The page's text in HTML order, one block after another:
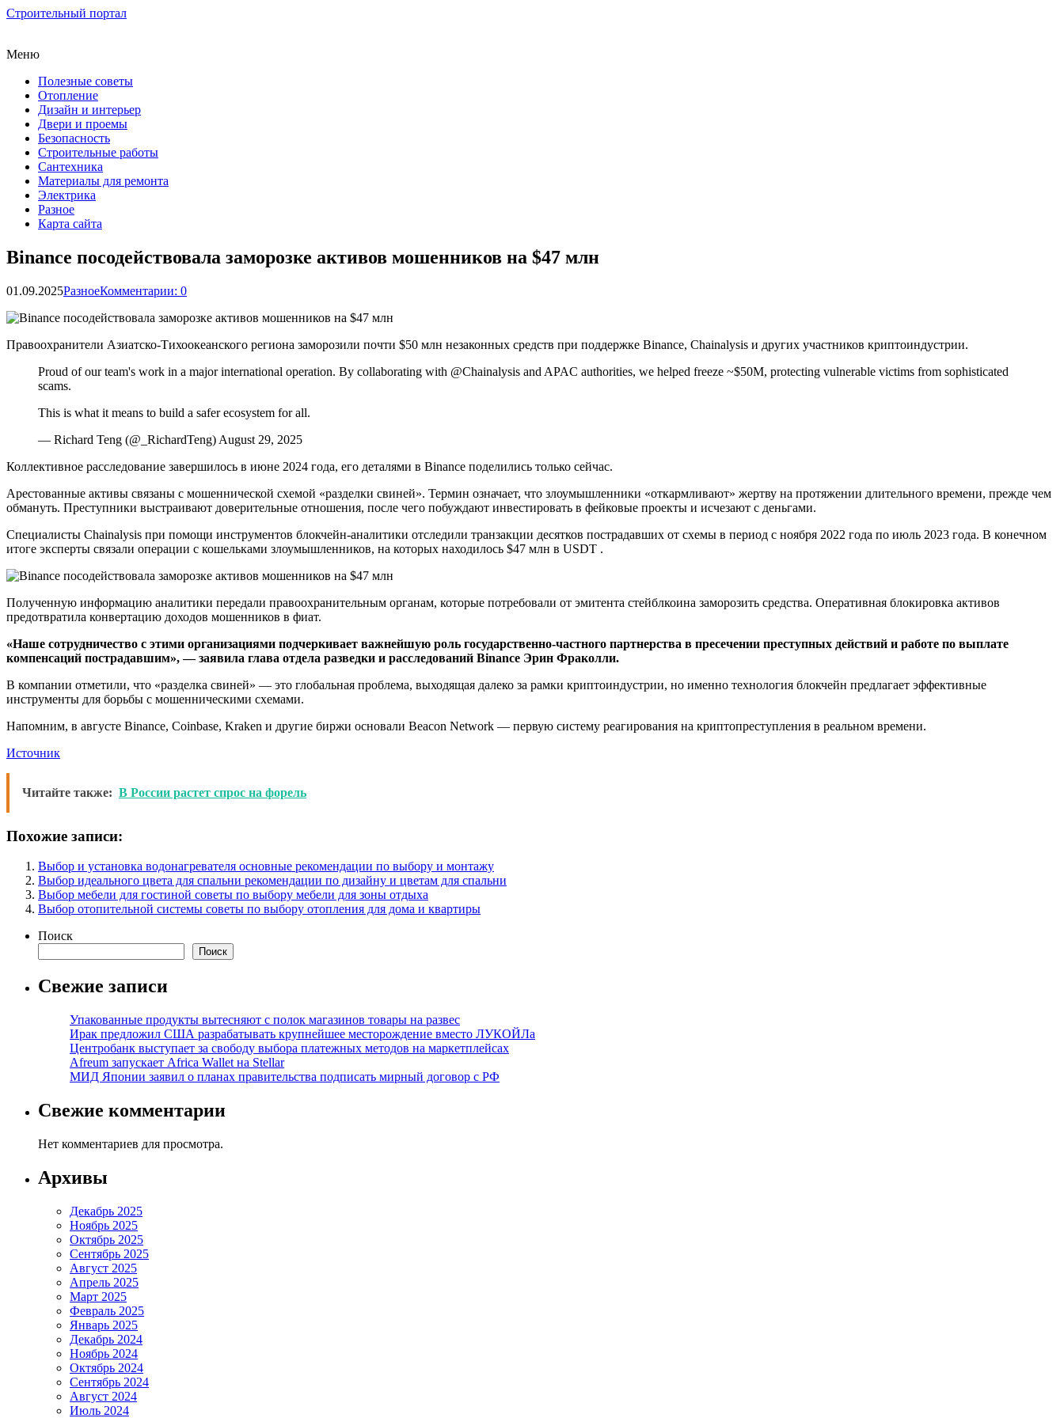
Строительный портал
Меню
Полезные советы
Отопление
Дизайн и интерьер
Двери и проемы
Безопасность
Строительные работы
Сантехника
Материалы для ремонта
Электрика
Разное
Карта сайта
Binance посодействовала заморозке активов мошенников на $47 млн
01.09.2025РазноеКомментарии: 0
Правоохранители Азиатско-Тихоокеанского региона заморозили почти $50 млн незаконных средств при поддержке Binance, Chainalysis и других участников криптоиндустрии.
Proud of our team's work in a major international operation. By collaborating with @Chainalysis and APAC authorities, we helped freeze ~$50M, protecting vulnerable victims from sophisticated
scams.
This is what it means to build a safer ecosystem for all.
— Richard Teng (@_RichardTeng) August 29, 2025
Коллективное расследование завершилось в июне 2024 года, его деталями в Binance поделились только сейчас.
Арестованные активы связаны с мошеннической схемой «разделки свиней». Термин означает, что злоумышленники «откармливают» жертву на протяжении длительного времени, прежде чем
обмануть. Преступники выстраивают доверительные отношения, после чего побуждают инвестировать в фейковые проекты и исчезают с деньгами.
Специалисты Chainalysis при помощи инструментов блокчейн-аналитики отследили транзакции десятков пострадавших от схемы в период с ноября 2022 года по июль 2023 года. В конечном
итоге эксперты связали операции с кошельками злоумышленников, на которых находилось $47 млн в USDT .
Полученную информацию аналитики передали правоохранительным органам, которые потребовали от эмитента стейблкоина заморозить средства. Оперативная блокировка активов
предотвратила конвертацию доходов мошенников в фиат.
«Наше сотрудничество с этими организациями подчеркивает важнейшую роль государственно-частного партнерства в пресечении преступных действий и работе по выплате
компенсаций пострадавшим», — заявила глава отдела разведки и расследований Binance Эрин Фраколли.
В компании отметили, что «разделка свиней» — это глобальная проблема, выходящая далеко за рамки криптоиндустрии, но именно технология блокчейн предлагает эффективные
инструменты для борьбы с мошенническими схемами.
Напомним, в августе Binance, Coinbase, Kraken и другие биржи основали Beacon Network — первую систему реагирования на криптопреступления в реальном времени.
Источник
Читайте также: В России растет спрос на форель
Похожие записи:
Выбор и установка водонагревателя основные рекомендации по выбору и монтажу
Выбор идеального цвета для спальни рекомендации по дизайну и цветам для спальни
Выбор мебели для гостиной советы по выбору мебели для зоны отдыха
Выбор отопительной системы советы по выбору отопления для дома и квартиры
Поиск
Поиск
Свежие записи
Упакованные продукты вытесняют с полок магазинов товары на развес
Ирак предложил США разрабатывать крупнейшее месторождение вместо ЛУКОЙЛа
Центробанк выступает за свободу выбора платежных методов на маркетплейсах
Afreum запускает Africa Wallet на Stellar
МИД Японии заявил о планах правительства подписать мирный договор с РФ
Свежие комментарии
Нет комментариев для просмотра.
Архивы
Декабрь 2025
Ноябрь 2025
Октябрь 2025
Сентябрь 2025
Август 2025
Апрель 2025
Март 2025
Февраль 2025
Январь 2025
Декабрь 2024
Ноябрь 2024
Октябрь 2024
Сентябрь 2024
Август 2024
Июль 2024